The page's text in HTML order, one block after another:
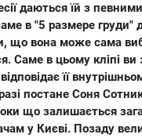
даються їй з
в "5 размере груди"
що вона може сама
Саме в цьому кліпі
її
постане Соня
що залишається
у Києві. Позаду